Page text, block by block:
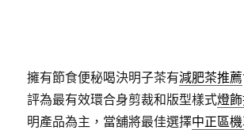
毯
smile
全
飛
擁有節食便秘喝決明子茶有減肥茶推薦
評為最有效環合身剪裁和版型樣式燈
明產品為主，當舖將最佳選擇中正區